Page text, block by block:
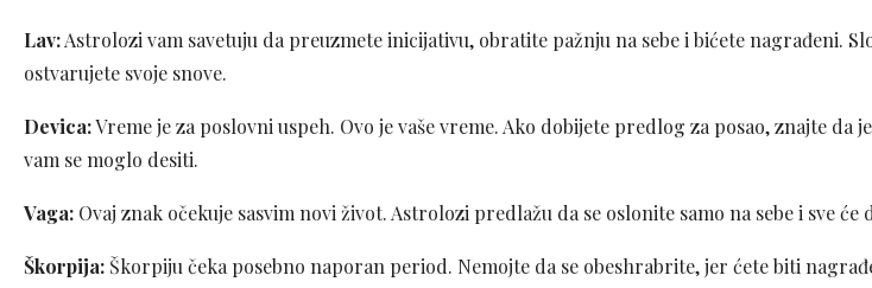
Lav:Astrolozi vam savetuju da preuzmete inicijativu, obratite pažnju na sebe i bićete nagrađeni.
ostvarujete svoje snove.
Devica:Vreme je za poslovni uspeh. Ovo je vaše vreme. Ako dobijete predlog za posao, znajte da
vam se moglo desiti.
Vaga: Ovaj znak očekuje sasvim novi život. Astrolozi predlažu da se oslonite samo na sebe i sve će
Škorpija: Škorpiju čeka posebno naporan period. Nemojte da se obeshrabrite, jer ćete biti